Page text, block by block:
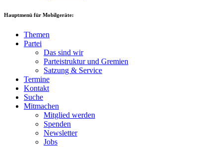
Hauptmenü für Mobilgeräte:
Themen
Partei
Das sind wir
Parteistruktur und Gremien
Satzung & Service
Termine
Kontakt
Suche
Mitmachen
Mitglied werden
Spenden
Newsletter
Jobs